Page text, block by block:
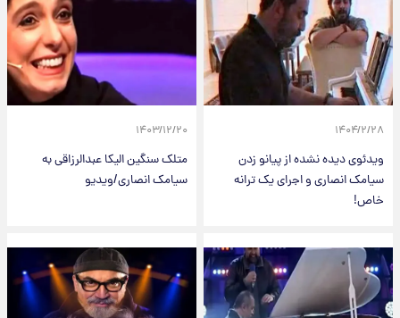
۱۴۰۴/۲/۲۸
ویدئوی دیده نشده از پیانو زدن
سیامک انصاری و اجرای یک ترانه
خاص!
۱۴۰۳/۱۲/۲۰
متلک سنگین الیکا عبدالرزاقی به
سیامک انصاری/ویدیو